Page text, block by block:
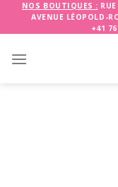
NOS BOUTIQUES :
AVENUE LÉOPOLD-
+41